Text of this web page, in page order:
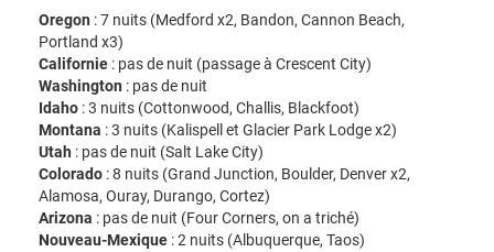
Oregon : 7 nuits (Medford x2, Bandon, Cannon Beach,
Portland x3)
Californie : pas de nuit (passage à Crescent City)
Washington : pas de nuit
Idaho : 3 nuits (Cottonwood, Challis, Blackfoot)
Montana : 3 nuits (Kalispell et Glacier Park Lodge x2)
Utah : pas de nuit (Salt Lake City)
Colorado : 8 nuits (Grand Junction, Boulder, Denver x2,
Alamosa, Ouray, Durango, Cortez)
Arizona : pas de nuit (Four Corners, on a triché)
Nouveau-Mexique : 2 nuits (Albuquerque, Taos)